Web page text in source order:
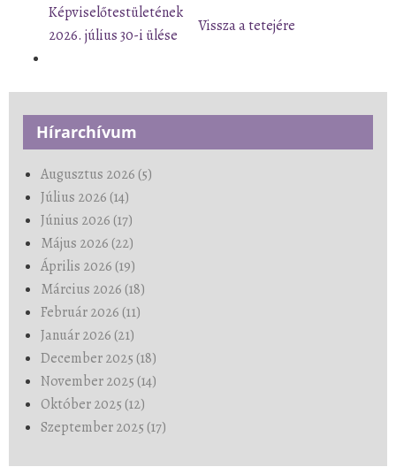
Képviselőtestületének
2026. július 30-i ülése
Vissza a tetejére
Hírarchívum
Augusztus 2026 (5)
Július 2026 (14)
Június 2026 (17)
Május 2026 (22)
Április 2026 (19)
Március 2026 (18)
Február 2026 (11)
Január 2026 (21)
December 2025 (18)
November 2025 (14)
Október 2025 (12)
Szeptember 2025 (17)